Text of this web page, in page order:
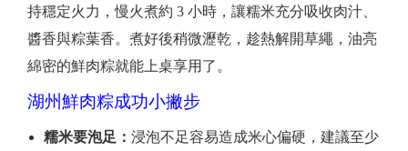
持穩定火力，慢火煮約 3 小時，讓糯米充分吸收肉汁、
醬香與粽葉香。煮好後稍微瀝乾，趁熱解開草繩，油亮
綿密的鮮肉粽就能上桌享用了。
湖州鮮肉粽成功小撇步
糯米要泡足： 浸泡不足容易造成米心偏硬，建議至少